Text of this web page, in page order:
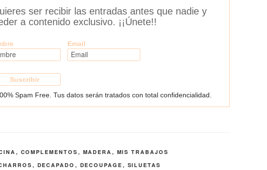
ser recibir las entradas antes que nadie y
a contenido exclusivo. ¡¡Únete!!
Email
Spam Free. Tus datos serán tratados con total confidencialidad.
, COMPLEMENTOS , MADERA , MIS TRABAJOS
, DECAPADO , DECOUPAGE , SILUETAS